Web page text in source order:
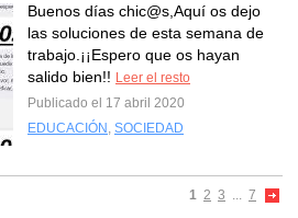
Buenos días chic@s,Aquí os dejo
las soluciones de esta semana de
trabajo.¡¡Espero que os hayan
salido bien!! Leer el resto
Publicado el 17 abril 2020
EDUCACIÓN , SOCIEDAD
1 2 3 ... 7